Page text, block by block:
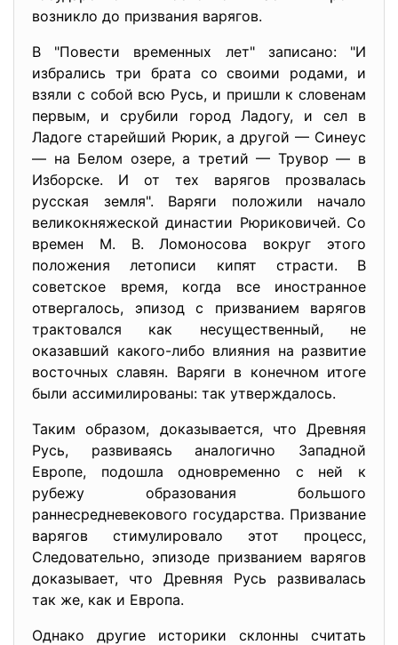
возникло до призвания варягов.
В "Повести временных лет" записано: "И
избрались три брата со своими родами, и
взяли с собой всю Русь, и пришли к словенам
первым, и срубили город Ладогу, и сел в
Ладоге старейший Рюрик, а другой — Синеус
— на Белом озере, а третий — Трувор — в
Изборске. И от тех варягов прозвалась
русская земля". Варяги положили начало
великокняжеской династии Рюриковичей. Со
времен М. В. Ломоносова вокруг этого
положения летописи кипят страсти. В
советское время, когда все иностранное
отвергалось, эпизод с призванием варягов
трактовался как несущественный, не
оказавший какого-либо влияния на развитие
восточных славян. Варяги в конечном итоге
были ассимилированы: так утверждалось.
Таким образом, доказывается, что Древняя
Русь, развиваясь аналогично Западной
Европе, подошла одновременно с ней к
рубежу образования большого
раннесредневекового государства. Призвание
варягов стимулировало этот процесс,
Следовательно, эпизоде призванием варягов
доказывает, что Древняя Русь развивалась
так же, как и Европа.
Однако другие историки склонны считать